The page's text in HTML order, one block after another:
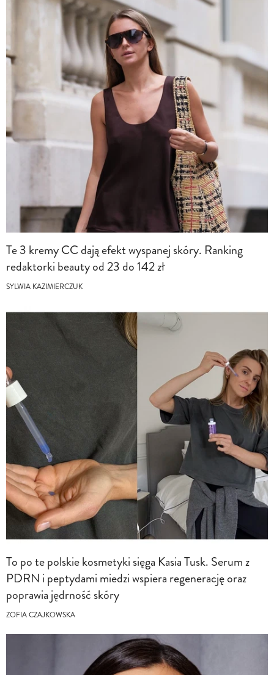
Te 3 kremy CC dają efekt wyspanej skóry. Ranking
redaktorki beauty od 23 do 142 zł
SYLWIA KAZIMIERCZUK
To po te polskie kosmetyki sięga Kasia Tusk. Serum z
PDRN i peptydami miedzi wspiera regenerację oraz
poprawia jędrność skóry
ZOFIA CZAJKOWSKA